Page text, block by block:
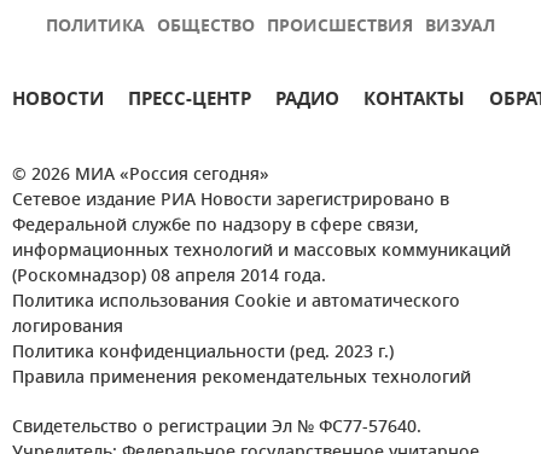
ПОЛИТИКА ОБЩЕСТВО ПРОИСШЕСТВИЯ ВИЗУАЛ
НОВОСТИ ПРЕСС-ЦЕНТР РАДИО КОНТАКТЫ
© 2026 МИА «Россия сегодня»
Сетевое издание РИА Новости зарегистрировано в
Федеральной службе по надзору в сфере связи,
информационных технологий и массовых коммуникаций
(Роскомнадзор) 08 апреля 2014 года.
Политика использования Cookie и автоматического
логирования
Политика конфиденциальности (ред. 2023 г.)
Правила применения рекомендательных технологий
Свидетельство о регистрации Эл № ФС77-57640.